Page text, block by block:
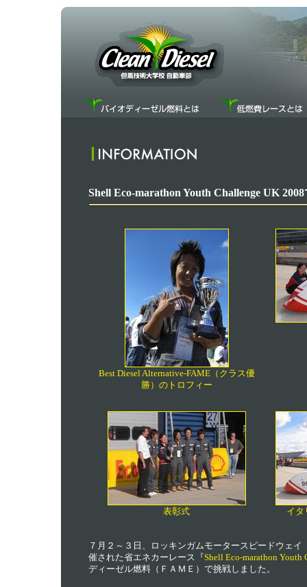
Shell Eco-marathon Youth Challenge UK
Best Diesel Alternative-FAME（クラス優
勝）のトロフィー
表彰式 イタ
７月２～３日、ロッキンガムモータースピードウェイ
催された省エネカーレース『Shell Eco-marathon Youth
ディーゼル燃料（ＦＡＭＥ）で挑戦しました。